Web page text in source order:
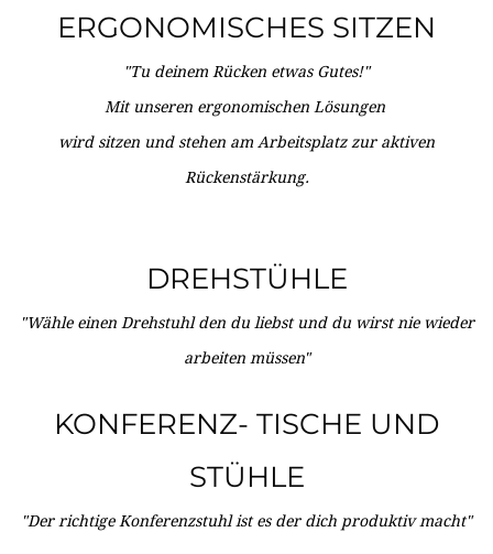
ERGONOMISCHES SITZEN
"Tu deinem Rücken etwas Gutes!"
Mit unseren ergonomischen Lösungen
wird sitzen und stehen am Arbeitsplatz zur aktiven
Rückenstärkung.
DREHSTÜHLE
"Wähle einen Drehstuhl den du liebst und du wirst nie wieder
arbeiten müssen"
KONFERENZ- TISCHE UND
STÜHLE
"Der richtige Konferenzstuhl ist es der dich produktiv macht"